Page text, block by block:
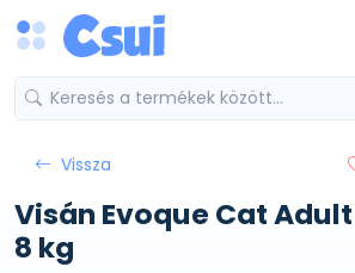
Vissza
Visán Evoque Cat
8 kg